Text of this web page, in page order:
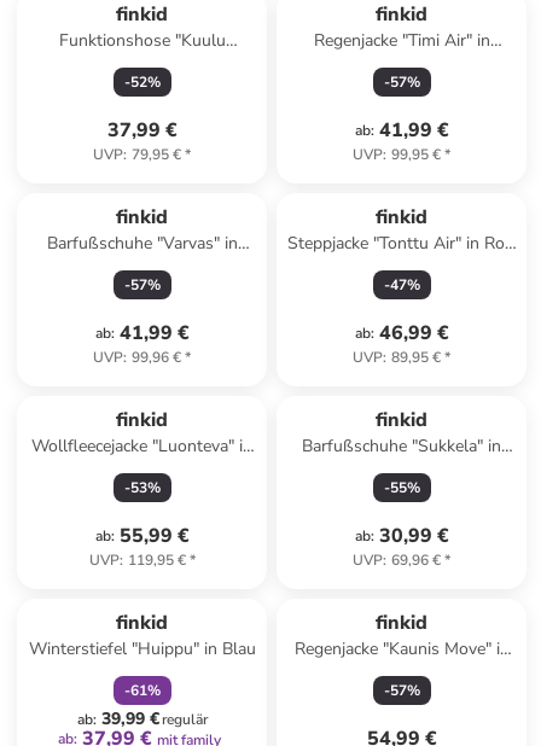
finkid
Funktionshose "Kuulu
Canvas" in Rot
-52%
37,99 €
UVP: 79,95 €*
finkid
Regenjacke "Timi Air" in
Orange
-57%
ab: 41,99 €
UVP: 99,95 €*
finkid
Barfußschuhe "Varvas" in
Dunkelblau
-57%
ab: 41,99 €
UVP: 99,96 €*
finkid
Steppjacke "Tonttu Air" in Rot/
Hellblau
-47%
ab: 46,99 €
UVP: 89,95 €*
finkid
Wollfleecejacke "Luonteva" in
Rot
-53%
ab: 55,99 €
UVP: 119,95 €*
finkid
Barfußschuhe "Sukkela" in
Blau
-55%
ab: 30,99 €
UVP: 69,96 €*
finkid
Winterstiefel "Huippu" in Blau
-61%
ab: 39,99 €regulär
ab: 37,99 € mit family
finkid
Regenjacke "Kaunis Move" in
Rosa/ Hellbraun
-57%
54,99 €